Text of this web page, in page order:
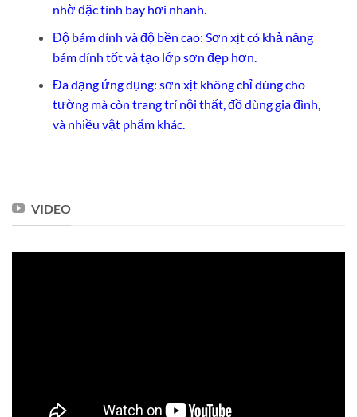
nhờ đặc tính bay hơi nhanh.
Độ bám dính và độ bền cao: Sơn xịt có khả năng
bám dính tốt và tạo lớp sơn đẹp hơn.
Đa dạng ứng dụng: sơn xịt không chỉ dùng cho
tường mà còn trang trí nội thất, đồ dùng gia đình,
và nhiều vật phẩm khác.
VIDEO